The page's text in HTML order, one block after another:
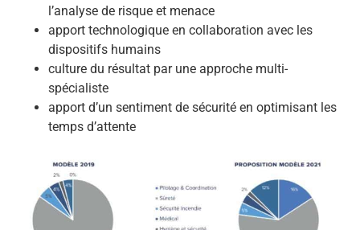
l’analyse de risque et menace
apport technologique en collaboration avec les
dispositifs humains
culture du résultat par une approche multi-
spécialiste
apport d’un sentiment de sécurité en optimisant les
temps d’attente